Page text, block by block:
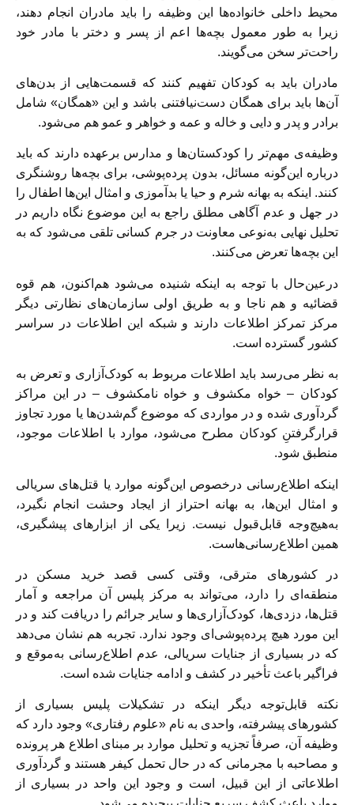
محیط داخلی خانواده‌ها این وظیفه را باید مادران انجام دهند،
زیرا به طور معمول بچه‌ها اعم از پسر و دختر با مادر خود
راحت‌تر سخن می‌گویند.
مادران باید به کودکان تفهیم کنند که قسمت‌هایی از بدن‌های
آن‌ها باید برای همگان دست‌نیافتنی باشد و این «همگان» شامل
برادر و پدر و دایی و خاله و عمه و خواهر و عمو هم می‌شود.
وظیفه‌ی مهم‌تر را کودکستان‌ها و مدارس برعهده دارند که باید
درباره این‌گونه مسائل، بدون پرده‌پوشی، برای بچه‌ها روشنگری
کنند. اینکه به بهانه شرم و حیا یا بدآموزی و امثال این‌ها اطفال را
در جهل و عدم آگاهی مطلق راجع به این موضوع نگاه داریم در
تحلیل نهایی به‌نوعی معاونت در جرم کسانی تلقی می‌شود که به
این بچه‌ها تعرض می‌کنند.
درعین‌حال با توجه به اینکه شنیده می‌شود هم‌اکنون، هم قوه
قضائیه و هم ناجا و به طریق اولی سازمان‌های نظارتی دیگر
مرکز تمرکز اطلاعات دارند و شبکه این اطلاعات در سراسر
کشور گسترده است.
به نظر می‌رسد باید اطلاعات مربوط به کودک‌آزاری و تعرض به
کودکان – خواه مکشوف و خواه نامکشوف – در این مراکز
گردآوری شده و در مواردی که موضوع گم‌شدن‌ها یا مورد تجاوز
قرارگرفتنِ کودکان مطرح می‌شود، موارد با اطلاعات موجود،
منطبق شود.
اینکه اطلاع‌رسانی درخصوص این‌گونه موارد یا قتل‌های سریالی
و امثال این‌ها، به بهانه احتراز از ایجاد وحشت انجام نگیرد،
به‌هیچ‌وجه قابل‌قبول نیست. زیرا یکی از ابزارهای پیشگیری،
همین اطلاع‌رسانی‌هاست.
در کشورهای مترقی، وقتی کسی قصد خرید مسکن در
منطقه‌ای را دارد، می‌تواند به مرکز پلیس آن مراجعه و آمار
قتل‌ها، دزدی‌ها، کودک‌آزاری‌ها و سایر جرائم را دریافت کند و در
این مورد هیچ پرده‌پوشی‌ای وجود ندارد. تجربه هم نشان می‌دهد
که در بسیاری از جنایات سریالی، عدم اطلاع‌رسانی به‌موقع و
فراگیر باعث تأخیر در کشف و ادامه جنایات شده است.
نکته قابل‌توجه دیگر اینکه در تشکیلات پلیس بسیاری از
کشورهای پیشرفته، واحدی به نام «علوم رفتاری» وجود دارد که
وظیفه آن، صرفاً تجزیه و تحلیل موارد بر مبنای اطلاع هر پرونده
و مصاحبه با مجرمانی که در حال تحمل کیفر هستند و گردآوری
اطلاعاتی از این قبیل، است و وجود این واحد در بسیاری از